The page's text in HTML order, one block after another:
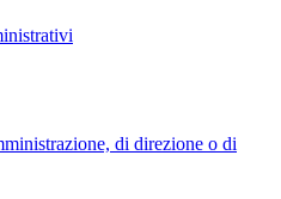
di direzione o di